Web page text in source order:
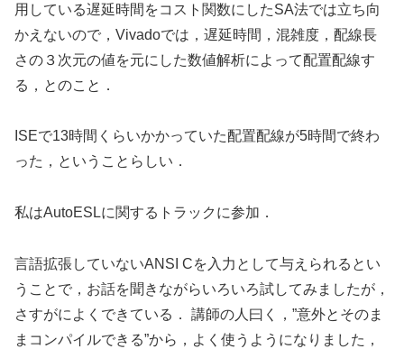
用している遅延時間をコスト関数にしたSA法では立ち向
かえないので，Vivadoでは，遅延時間，混雑度，配線長
さの３次元の値を元にした数値解析によって配置配線す
る，とのこと．
ISEで13時間くらいかかっていた配置配線が5時間で終わ
った，ということらしい．
私はAutoESLに関するトラックに参加．
言語拡張していないANSI Cを入力として与えられるとい
うことで，お話を聞きながらいろいろ試してみましたが，
さすがによくできている． 講師の人曰く，”意外とそのま
まコンパイルできる”から，よく使うようになりました，